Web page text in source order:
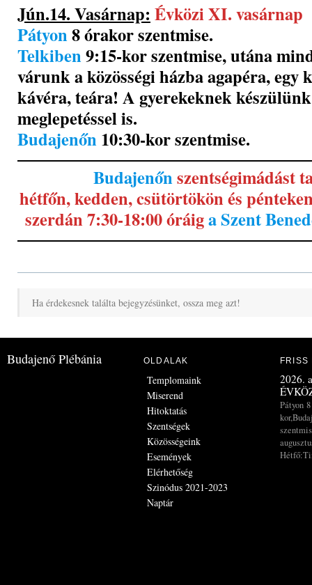
Jún.14. Vasárnap: Évközi XI. vasárnap
Pátyon8 órakor szentmise.
Telkiben9:15-kor szentmise, utána
várunk a közösségi házba agapéra, egy
kávéra, teára! A gyerekeknek
meglepetéssel is.
Budajenőn 10:30-kor szentmise.
Budajenőnszentségimádást
hétfőn, kedden, csütörtökön és
szerdán 7:30-18:00 óráiga Szent
Ha érdekesnek találta bejegyzésünket, ossza meg azt!
Budajenő Plébánia OLDALAK
Templomaink
Miserend
Hitoktatás
Szentségek
Közösségeink
Események
Elérhetőség
Szinódus 2021-2023
Naptár
FRISS
2026.
Pátyon